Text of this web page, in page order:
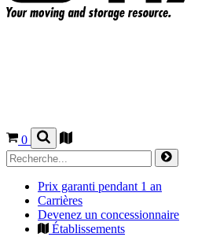
0
Prix garanti pendant 1 an
Carrières
Devenez un concessionnaire
Établissements